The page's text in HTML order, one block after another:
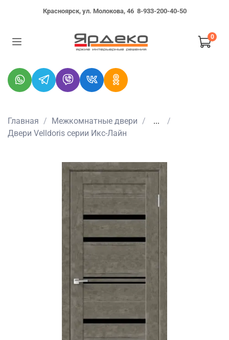
Красноярск, ул. Молокова, 46 8-933-200-40-50
0
Главная Межкомнатные двери
...
Двери Velldoris серии Икс-Лайн